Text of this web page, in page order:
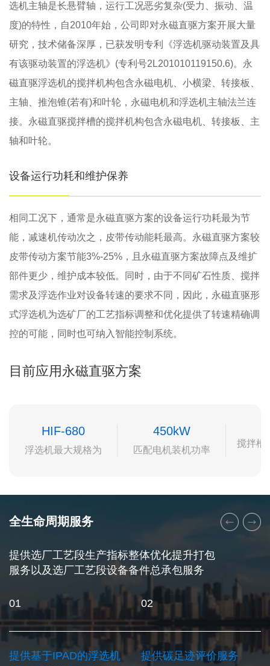
选机主轴是长悬臂轴，运行工况恶劣复杂(受力、振动、温
度)的特性，自2010年始，公司即对永磁直驱方案开展大量
研究，技术储备深厚，已获发明专利《浮选机驱动装置及具
有该驱动装置的浮选机》(专利号2L201010119150.6)。永
磁直驱浮选机的搅拌机构包含永磁电机、小横梁、转接板、
主轴、推泡锥(若有)和叶轮，永磁电机和浮选机主轴法兰连
接。永磁直驱搅拌槽的搅拌机构包含永磁电机、转接板、主
轴和叶轮。
设备运行功耗和维护保养
相同工况下，通常是永磁直驱方案的设备运行功耗最为节
能，减速机传动次之，皮带传动能耗最高。永磁直驱方案较
皮带传动方案节能3%-25%，且永磁直驱方案故障点及维扩
部件更少，维护成本较低。同时，由于不同矿石性质、搅拌
需求及浮选作业对设备转速的要求不同，因此，永磁直驱形
式浮选机为选矿厂的工艺指标调整和优化提供了转速精确调
控的可能，同时也可纳入智能控制系统。
目前应用永磁直驱方案
HIF-680
浮选机最大规格为
450kW
匹配电机装机功率
搅拌槽
全生命周期服务
提供选厂工艺段生产指标整体优化提升打包
服务以及选厂工艺段设备备件总承包服务
01
提供基于IPAD的浮选机
02
提供碳足迹评价服务